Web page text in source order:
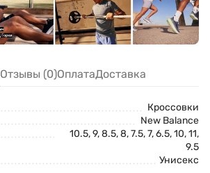
Отзывы (0)ОплатаДоставка
Кроссовки
New Balance
10.5, 9, 8.5, 8, 7.5, 7, 6.5, 10, 11,
9.5
Унисекс